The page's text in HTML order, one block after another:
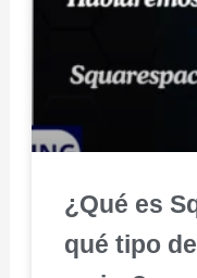
¿Qué es
qué tipo